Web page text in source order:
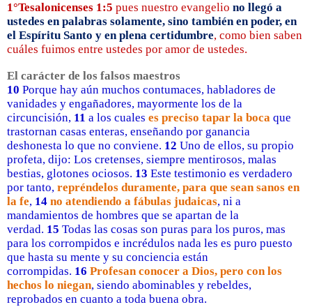
1°Tesalonicenses 1:5 pues nuestro evangelio no llegó a
ustedes en palabras solamente, sino también en poder, en
el Espíritu Santo y en plena certidumbre, como bien saben
cuáles fuimos entre ustedes por amor de ustedes.
El carácter de los falsos maestros
10 Porque hay aún muchos contumaces, habladores de
vanidades y engañadores, mayormente los de la
circuncisión, 11 a los cuales es preciso tapar la boca que
trastornan casas enteras, enseñando por ganancia
deshonesta lo que no conviene. 12 Uno de ellos, su propio
profeta, dijo: Los cretenses, siempre mentirosos, malas
bestias, glotones ociosos. 13 Este testimonio es verdadero
por tanto, repréndelos duramente, para que sean sanos en
la fe, 14 no atendiendo a fábulas judaicas, ni a
mandamientos de hombres que se apartan de la
verdad. 15 Todas las cosas son puras para los puros, mas
para los corrompidos e incrédulos nada les es puro puesto
que hasta su mente y su conciencia están
corrompidas. 16 Profesan conocer a Dios, pero con los
hechos lo niegan, siendo abominables y rebeldes,
reprobados en cuanto a toda buena obra.